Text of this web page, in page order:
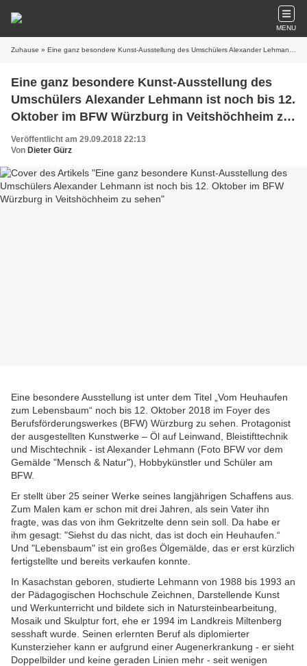
MENU
Zuhause » Eine ganz besondere Kunst-Ausstellung des Umschülers Alexander Lehmann ist noch bis 12. Oktober im BFW Würzburg in Veitshöchheim zu sehen
Eine ganz besondere Kunst-Ausstellung des
Umschülers Alexander Lehmann ist noch bis 12.
Oktober im BFW Würzburg in Veitshöchheim zu
sehen
Veröffentlicht am 29.09.2018 22:13
Von Dieter Gürz
Eine besondere Ausstellung ist unter dem Titel „Vom Heuhaufen
zum Lebensbaum“ noch bis 12. Oktober 2018 im Foyer des
Berufsförderungswerkes (BFW) Würzburg zu sehen. Protagonist
der ausgestellten Kunstwerke – Öl auf Leinwand, Bleistifttechnik
und Mischtechnik - ist Alexander Lehmann (Foto BFW vor dem
Gemälde "Mensch & Natur"), Hobbykünstler und Schüler am
BFW.
Er stellt über 25 seiner Werke seines langjährigen Schaffens aus.
Zum Malen kam er schon mit drei Jahren, als sein Vater ihn
fragte, was das von ihm Gekritzelte denn sein soll. Da habe er
ihm gesagt: "Siehst du das nicht, das ist doch ein Heuhaufen.“
Und "Lebensbaum" ist ein großes Ölgemälde, das er erst kürzlich
fertigstellte und bereits verkaufen konnte.
In Kasachstan geboren, studierte Lehmann von 1988 bis 1993 an
der Pädagogischen Hochschule Zeichnen, Darstellende Kunst
und Werkunterricht und bildete sich in Natursteinbearbeitung,
Mosaik und Skulptur fort, ehe er 1994 im Landkreis Miltenberg
sesshaft wurde. Seinen erlernten Beruf als diplomierter
Kunsterzieher kann er aufgrund einer Augenerkrankung - er sieht
Doppelbilder und keine geraden Linien mehr - seit wenigen